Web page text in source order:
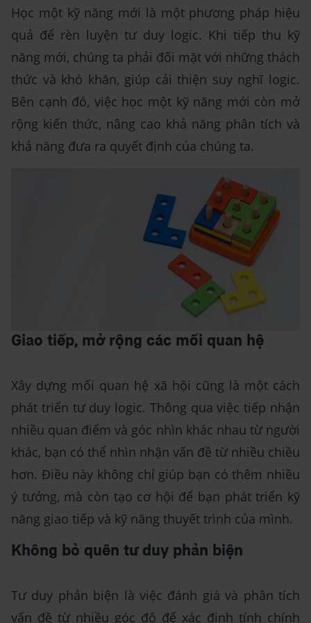
Học một kỹ năng mới là một phương pháp hiệu
quả để rèn luyện tư duy logic. Khi tiếp thu kỹ
năng mới, chúng ta phải đối mặt với những thách
thức và khó khăn, giúp cải thiện suy nghĩ logic.
Bên cạnh đó, việc học một kỹ năng mới còn mở
rộng kiến thức, nâng cao khả năng phân tích và
khả năng đưa ra quyết định của chúng ta.
Giao tiếp, mở rộng các mối quan hệ
Xây dựng mối quan hệ xã hội cũng là một cách
phát triển tư duy logic. Thông qua việc tiếp nhận
nhiều quan điểm và góc nhìn khác nhau từ người
khác, bạn có thể nhìn nhận vấn đề từ nhiều chiều
hơn. Điều này không chỉ giúp bạn có thêm nhiều
ý tưởng, mà còn tạo cơ hội để bạn phát triển kỹ
năng giao tiếp và kỹ năng thuyết trình của mình.
Không bỏ quên tư duy phản biện
Tư duy phản biện là việc đánh giá và phân tích
vấn đề từ nhiều góc độ để xác định tính chính